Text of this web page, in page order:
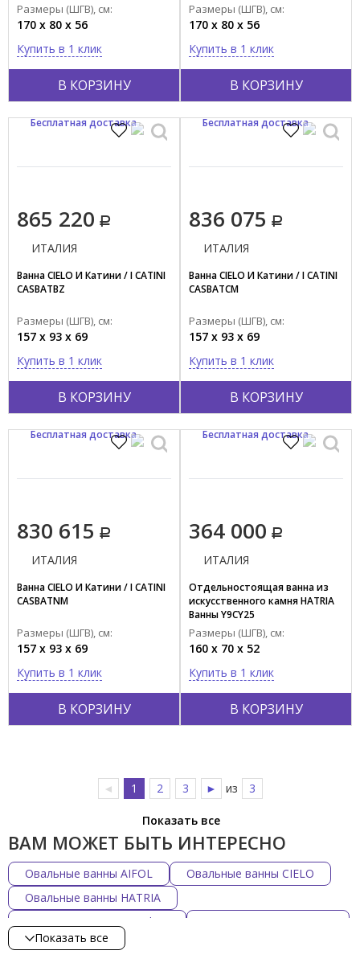
В КОРЗИНУ
Размеры (ШГВ), см:
170 x 80 x 56
Купить в 1 клик
В КОРЗИНУ
Размеры (ШГВ), см:
170 x 80 x 56
Купить в 1 клик
865 220
В КОРЗИНУ
ИТАЛИЯ
Ванна CIELO И Катини / I CATINI
CASBATBZ
Размеры (ШГВ), см:
157 x 93 x 69
Купить в 1 клик
Бесплатная доставка
836 075
В КОРЗИНУ
ИТАЛИЯ
Ванна CIELO И Катини / I CATINI
CASBATCM
Размеры (ШГВ), см:
157 x 93 x 69
Купить в 1 клик
Бесплатная доставка
830 615
В КОРЗИНУ
ИТАЛИЯ
Ванна CIELO И Катини / I CATINI
CASBATNM
Размеры (ШГВ), см:
157 x 93 x 69
Купить в 1 клик
Бесплатная доставка
364 000
В КОРЗИНУ
ИТАЛИЯ
Отдельностоящая ванна из
искусственного камня HATRIA
Ванны Y9CY25
Размеры (ШГВ), см:
160 x 70 x 52
Купить в 1 клик
Бесплатная доставка
◄ 1 2 3 ► из 3
Показать все
ВАМ МОЖЕТ БЫТЬ ИНТЕРЕСНО
Овальные ванны AIFOL
Овальные ванны CIELO
Овальные ванны HATRIA
Овальные ванны Scarabeo
Овальные ванны TOTO
Показать все